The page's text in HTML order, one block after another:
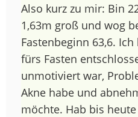
Also kurz zu mir: Bin
1,63m groß und wog
Fastenbeginn 63,6.
fürs Fasten
unmotiviert war,
Akne habe und
möchte. Hab bis